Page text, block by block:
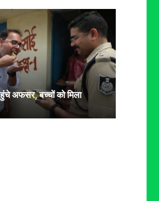
अफसर, बच्चों को मिला